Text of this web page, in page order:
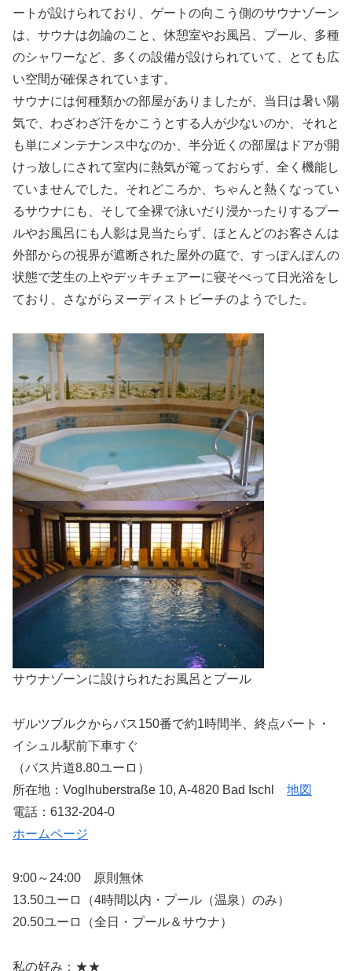
ートが設けられており、ゲートの向こう側のサウナゾーン
は、サウナは勿論のこと、休憩室やお風呂、プール、多種
のシャワーなど、多くの設備が設けられていて、とても広
い空間が確保されています。
サウナには何種類かの部屋がありましたが、当日は暑い陽
気で、わざわざ汗をかこうとする人が少ないのか、それと
も単にメンテナンス中なのか、半分近くの部屋はドアが開
けっ放しにされて室内に熱気が篭っておらず、全く機能し
ていませんでした。それどころか、ちゃんと熱くなってい
るサウナにも、そして全裸で泳いだり浸かったりするプー
ルやお風呂にも人影は見当たらず、ほとんどのお客さんは
外部からの視界が遮断された屋外の庭で、すっぽんぽんの
状態で芝生の上やデッキチェアーに寝そべって日光浴をし
ており、さながらヌーディストビーチのようでした。
サウナゾーンに設けられたお風呂とプール
ザルツブルクからバス150番で約1時間半、終点バート・
イシュル駅前下車すぐ
（バス片道8.80ユーロ）
所在地：Voglhuberstraße 10, A-4820 Bad Ischl 地図
電話：6132-204-0
ホームページ
9:00～24:00 原則無休
13.50ユーロ（4時間以内・プール（温泉）のみ）
20.50ユーロ（全日・プール＆サウナ）
私の好み：★★